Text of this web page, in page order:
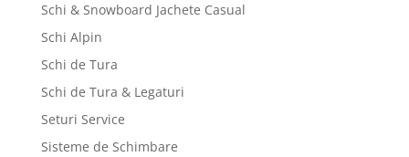
Schi & Snowboard Jachete Casual
Schi Alpin
Schi de Tura
Schi de Tura & Legaturi
Seturi Service
Sisteme de Schimbare